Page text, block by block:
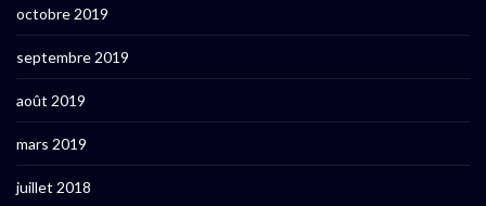
octobre 2019
septembre 2019
août 2019
mars 2019
juillet 2018